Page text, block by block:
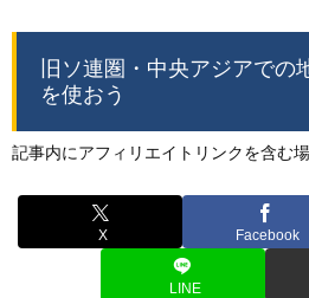
旧ソ連圏・中央アジアでの
を使おう
記事内にアフィリエイトリンクを含む
X Facebook
LINE